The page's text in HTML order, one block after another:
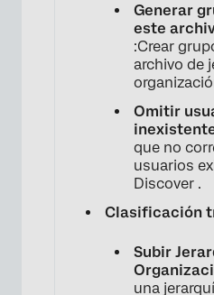
Generar
este
:Crear
archivo de
Omitir
que no
usuarios
Discover .
Clasificación
Subir
una